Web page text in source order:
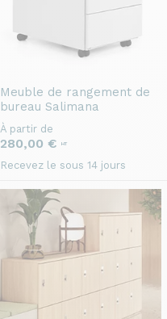
Meuble de rangement de
bureau Salimana
À partir de
280,00 € HT
Recevez le sous 14 jours